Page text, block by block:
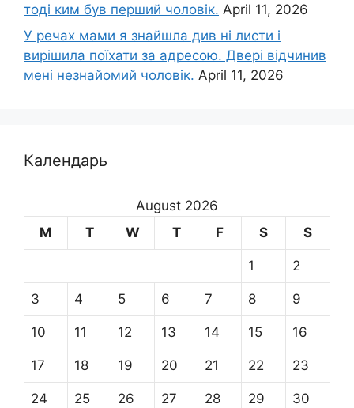
тоді ким був перший чоловік. April 11, 2026
У речах мами я знайшла див ні листи і
вирішила поїхати за адресою. Двері відчинив
мені незнайомий чоловік. April 11, 2026
Календарь
August 2026
M
T W T F S S
1 2
3 4 5 6 7 8 9
10 11 12 13 14 15 16
17 18 19 20 21 22 23
24 25 26 27 28 29 30